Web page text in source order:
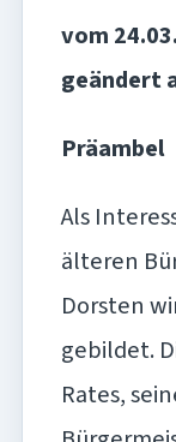
vom
geändert
Präambel
Als
älteren
Dorsten
gebildet.
Rates,